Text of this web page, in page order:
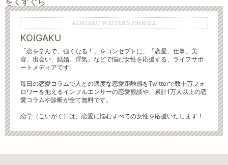
KOIGAKU WRITER'S PROFILE
KOIGAKU
「恋を学んで、強くなる！」をコンセプトに、「恋愛、仕事、美
容、出会い、結婚、浮気」などで悩む女性を応援する、ライフサポ
ートメディアです。
毎日の恋愛コラムで人との適度な恋愛距離感をTwitterで数十万フォ
ロワーを抱えるインフルエンサーの恋愛観談や、累計1万人以上の恋
愛コラムや診断が全て無料です。
恋学（こいがく）は、恋愛に悩むすべての女性を応援いたします！